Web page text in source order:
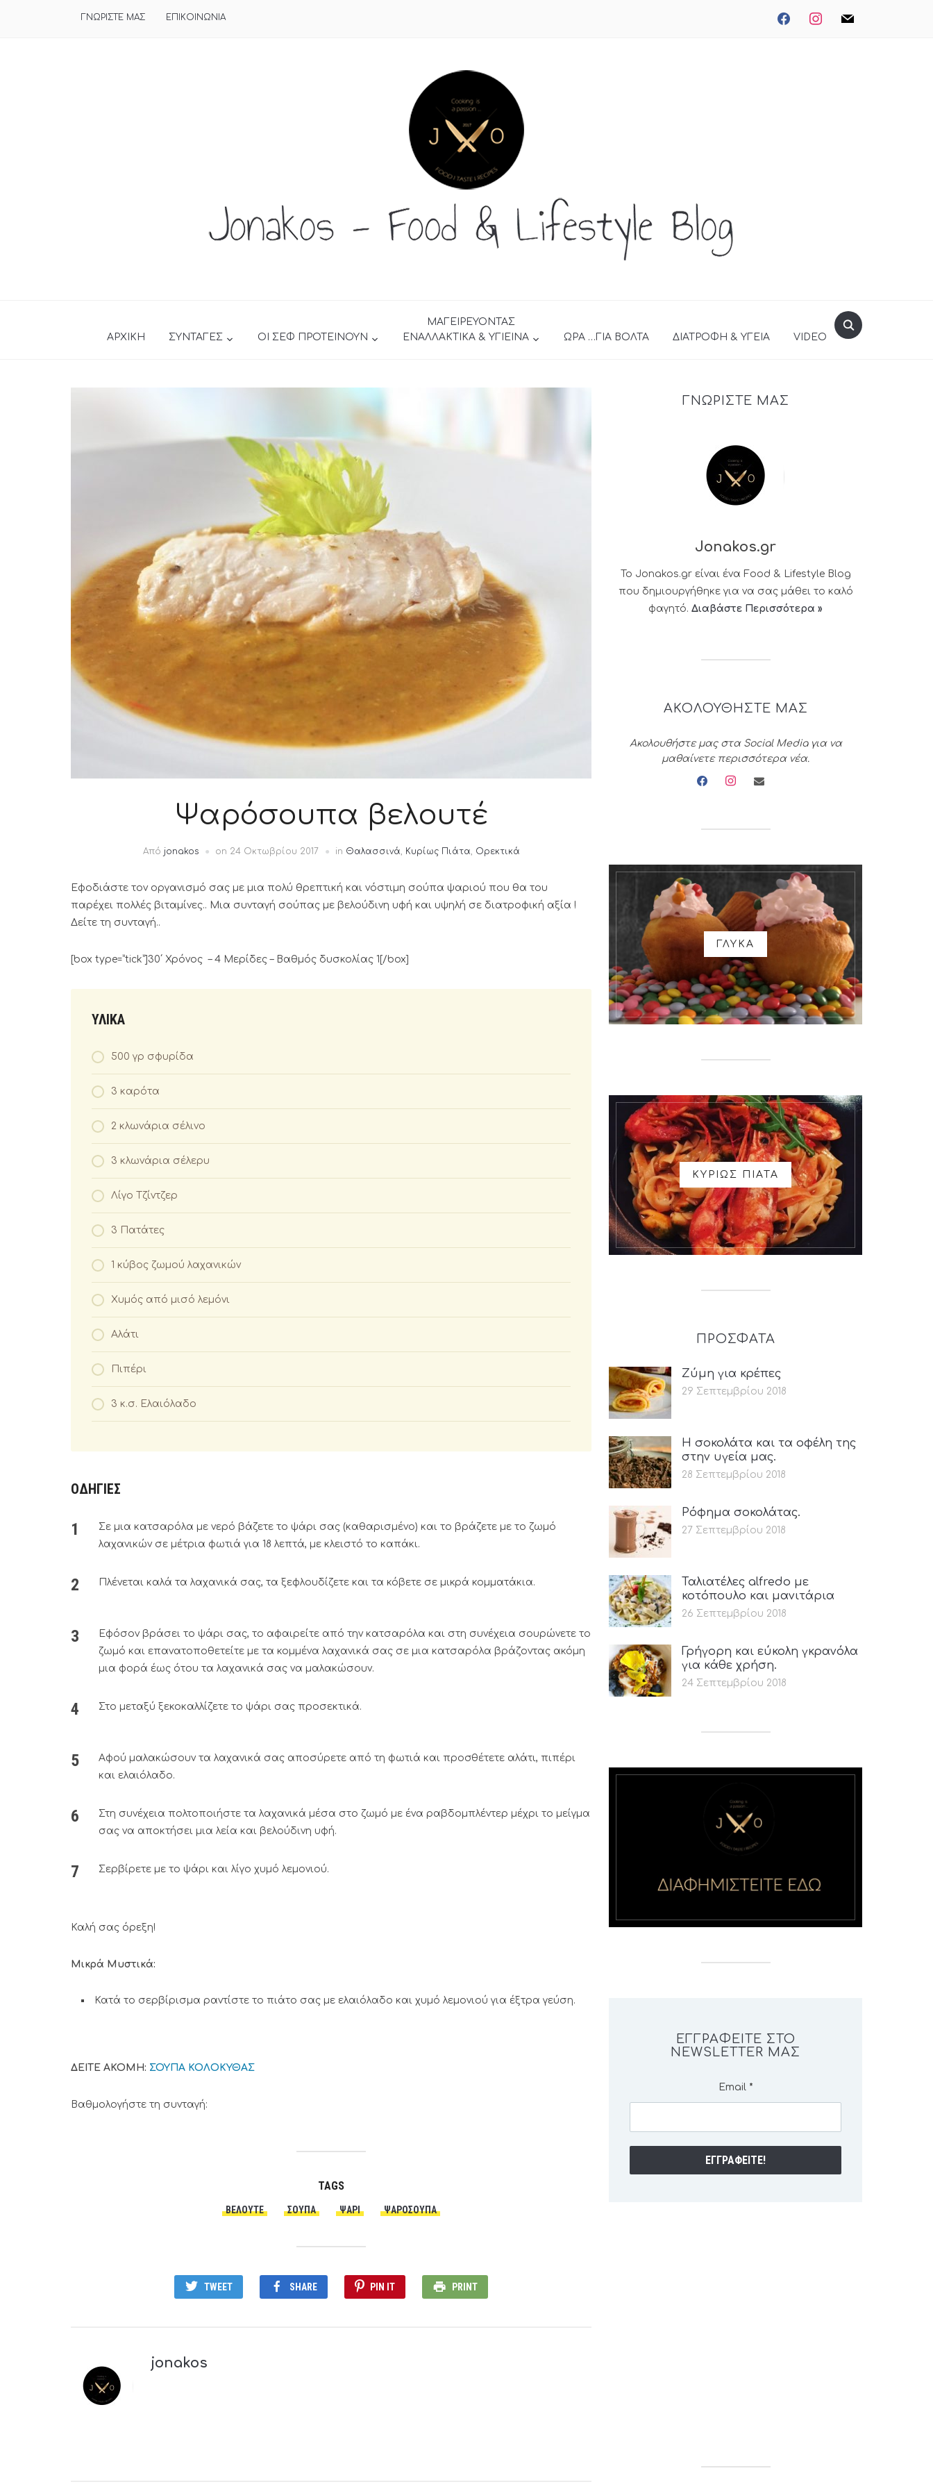
facebookinstagrammail
ΓΝΩΡΙΣΤΕ ΜΑΣ ΕΠΙΚΟΙΝΩΝΙΑ
ΑΡΧΙΚΗ ΣΥΝΤΑΓΕΣ ΟΙ ΣΕΦ ΠΡΟΤΕΙΝΟΥΝ
ΜΑΓΕΙΡΕΥΟΝΤΑΣ
ΕΝΑΛΛΑΚΤΙΚΑ & ΥΓΙΕΙΝΑ
ΩΡΑ …ΓΙΑ ΒΟΛΤΑ ΔΙΑΤΡΟΦΗ & ΥΓΕΙΑ VIDEO
Ψαρόσουπα βελουτέ
Από jonakos on 24 Οκτωβρίου 2017 in Θαλασσινά, Κυρίως Πιάτα, Ορεκτικά
Εφοδιάστε τον οργανισμό σας με μια πολύ θρεπτική και νόστιμη σούπα ψαριού που θα του
παρέχει πολλές βιταμίνες.. Μια συνταγή σούπας με βελούδινη υφή και υψηλή σε διατροφική αξία !
Δείτε τη συνταγή..
[box type=”tick”]30΄ Χρόνος – 4 Μερίδες – Βαθμός δυσκολίας 1[/box]
ΥΛΙΚΑ
500 γρ σφυρίδα
3 καρότα
2 κλωνάρια σέλινο
3 κλωνάρια σέλερυ
Λίγο Τζίντζερ
3 Πατάτες
1 κύβος ζωμού λαχανικών
Χυμός από μισό λεμόνι
Αλάτι
Πιπέρι
3 κ.σ. Ελαιόλαδο
ΟΔΗΓΙΕΣ
Σε μια κατσαρόλα με νερό βάζετε το ψάρι σας (καθαρισμένο) και το βράζετε με το ζωμό
λαχανικών σε μέτρια φωτιά για 18 λεπτά, με κλειστό το καπάκι.
Πλένεται καλά τα λαχανικά σας, τα ξεφλουδίζετε και τα κόβετε σε μικρά κομματάκια.
Εφόσον βράσει το ψάρι σας, το αφαιρείτε από την κατσαρόλα και στη συνέχεια σουρώνετε το
ζωμό και επανατοποθετείτε με τα κομμένα λαχανικά σας σε μια κατσαρόλα βράζοντας ακόμη
μια φορά έως ότου τα λαχανικά σας να μαλακώσουν.
Στο μεταξύ ξεκοκαλλίζετε το ψάρι σας προσεκτικά.
Αφού μαλακώσουν τα λαχανικά σας αποσύρετε από τη φωτιά και προσθέτετε αλάτι, πιπέρι
και ελαιόλαδο.
Στη συνέχεια πολτοποιήστε τα λαχανικά μέσα στο ζωμό με ένα ραβδομπλέντερ μέχρι το μείγμα
σας να αποκτήσει μια λεία και βελούδινη υφή.
Σερβίρετε με το ψάρι και λίγο χυμό λεμονιού.
Καλή σας όρεξη!
Μικρά Μυστικά:
Κατά το σερβίρισμα ραντίστε το πιάτο σας με ελαιόλαδο και χυμό λεμονιού για έξτρα γεύση.
ΔΕΙΤΕ ΑΚΟΜΗ: ΣΟΥΠΑ ΚΟΛΟΚΥΘΑΣ
Βαθμολογήστε τη συνταγή:
TAGS
ΒΕΛΟΥΤΈ ΣΟΎΠΑ ΨΆΡΙ ΨΑΡΌΣΟΥΠΑ
TWEET SHARE PIN IT PRINT
jonakos
ΓΝΩΡΙΣΤΕ ΜΑΣ
Jonakos.gr
Το Jonakos.gr είναι ένα Food & Lifestyle Blog
που δημιουργήθηκε για να σας μάθει το καλό
φαγητό. Διαβάστε Περισσότερα »
ΑΚΟΛΟΥΘΗΣΤΕ ΜΑΣ
Ακολουθήστε μας στα Social Media για να
μαθαίνετε περισσότερα νέα.
facebookinstagramenvelope
ΓΛΥΚΑ
ΚΥΡΙΩΣ ΠΙΑΤΑ
ΠΡΟΣΦΑΤΑ
Ζύμη για κρέπες
29 Σεπτεμβρίου 2018
Η σοκολάτα και τα οφέλη της
στην υγεία μας.
28 Σεπτεμβρίου 2018
Ρόφημα σοκολάτας.
27 Σεπτεμβρίου 2018
Ταλιατέλες alfredo με
κοτόπουλο και μανιτάρια
26 Σεπτεμβρίου 2018
Γρήγορη και εύκολη γκρανόλα
για κάθε χρήση.
24 Σεπτεμβρίου 2018
ΕΓΓΡΑΦΕΊΤΕ ΣΤΟ
NEWSLETTER ΜΑΣ
Email *